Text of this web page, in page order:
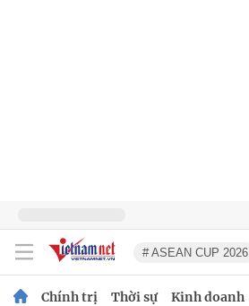
# ASEAN CUP 2026
Chính trị Thời sự Kinh doanh